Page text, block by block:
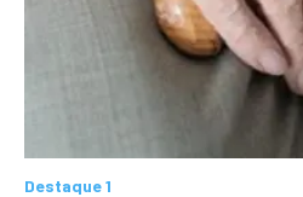
Destaque 1